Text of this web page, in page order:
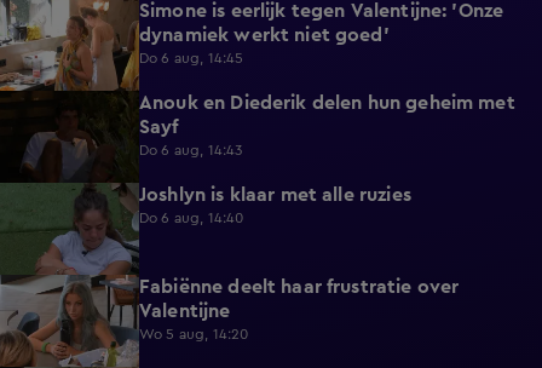
1:12
Simone is eerlijk tegen Valentijne: 'Onze
dynamiek werkt niet goed'
Do 6 aug, 14:45
0:48
Anouk en Diederik delen hun geheim met
Sayf
Do 6 aug, 14:43
Joshlyn is klaar met alle ruzies
Do 6 aug, 14:40
0:29
Fabiënne deelt haar frustratie over
Valentijne
Wo 5 aug, 14:20